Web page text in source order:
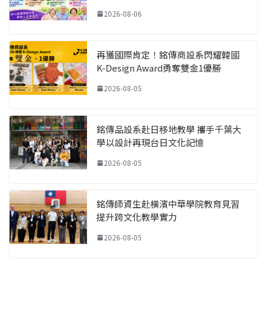
2026-08-06
再獲國際肯定！銘傳商設系閃耀韓國
K-Design Award勇奪雙金1優勝
2026-08-05
銘傳品設系赴日移地教學 攜手千葉大
學以設計再現台日文化記憶
2026-08-05
銘傳師資生赴橫濱中華學院教育見習
提升跨文化教學實力
2026-08-05